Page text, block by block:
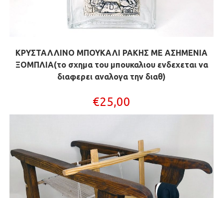
ΚΡΥΣΤΑΛΛΙΝΟ ΜΠΟΥΚΑΛΙ ΡΑΚΗΣ ΜΕ ΑΣΗΜΕΝΙΑ
ΞΟΜΠΛΙΑ(το σχημα του μπουκαλιου ενδεχεται να
διαφερει αναλογα την διαθ)
€25,00